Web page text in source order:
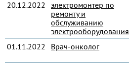
20.12.2022 электромонтер по
ремонту и
обслуживанию
электрооборудования
01.11.2022 Врач-онколог